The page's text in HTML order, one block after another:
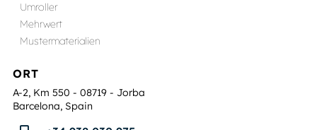
Umroller
Mehrwert
Mustermaterialien
ORT
A-2, Km 550 - 08719 - Jorba
Barcelona, Spain